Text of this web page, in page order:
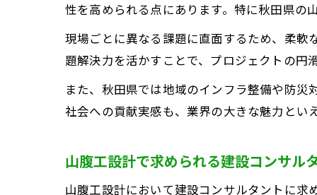
秋
性を高められる点にあります。特に秋田県の
現場ごとに異なる課題に直面するため、柔軟
題解決力を活かすことで、プロジェクトの円
また、秋田県では地域のインフラ整備や防
社会への貢献実感も、業界の大きな魅力とい
山腹工設計で求められる建設コンサル
山腹工設計において建設コンサルタントに求